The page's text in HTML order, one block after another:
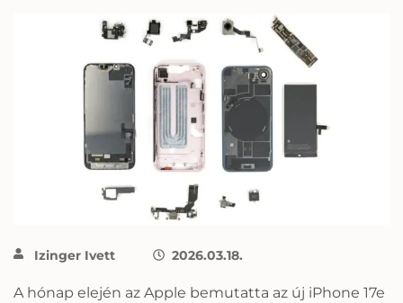
Izinger Ivett 2026.03.18.
A hónap elején az Apple bemutatta az új iPhone 17e